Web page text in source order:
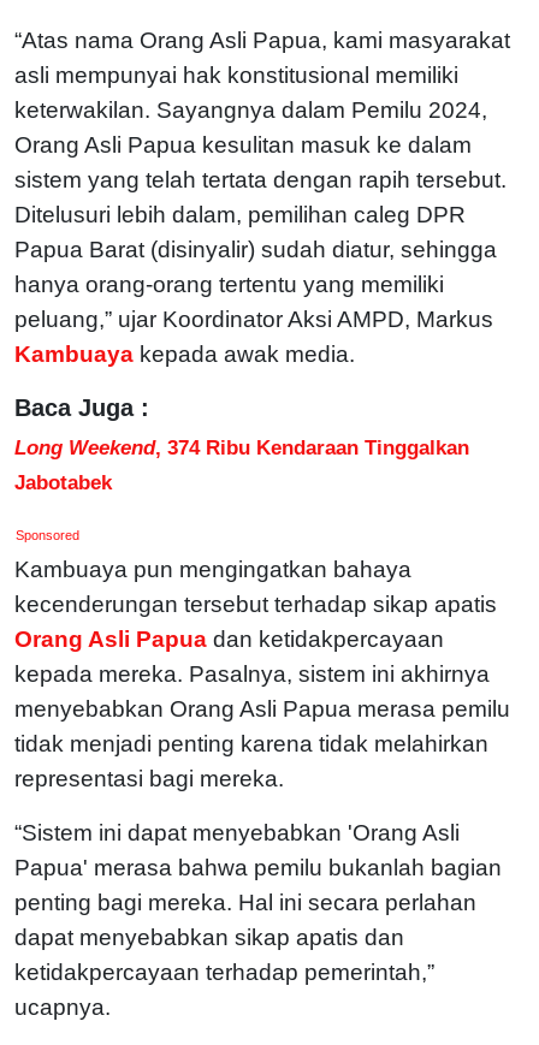
“Atas nama Orang Asli Papua, kami masyarakat
asli mempunyai hak konstitusional memiliki
keterwakilan. Sayangnya dalam Pemilu 2024,
Orang Asli Papua kesulitan masuk ke dalam
sistem yang telah tertata dengan rapih tersebut.
Ditelusuri lebih dalam, pemilihan caleg DPR
Papua Barat (disinyalir) sudah diatur, sehingga
hanya orang-orang tertentu yang memiliki
peluang,” ujar Koordinator Aksi AMPD, Markus
Kambuaya kepada awak media.
Baca Juga :
Long Weekend, 374 Ribu Kendaraan Tinggalkan
Jabotabek
Sponsored
Kambuaya pun mengingatkan bahaya
kecenderungan tersebut terhadap sikap apatis
Orang Asli Papua dan ketidakpercayaan
kepada mereka. Pasalnya, sistem ini akhirnya
menyebabkan Orang Asli Papua merasa pemilu
tidak menjadi penting karena tidak melahirkan
representasi bagi mereka.
“Sistem ini dapat menyebabkan 'Orang Asli
Papua' merasa bahwa pemilu bukanlah bagian
penting bagi mereka. Hal ini secara perlahan
dapat menyebabkan sikap apatis dan
ketidakpercayaan terhadap pemerintah,”
ucapnya.